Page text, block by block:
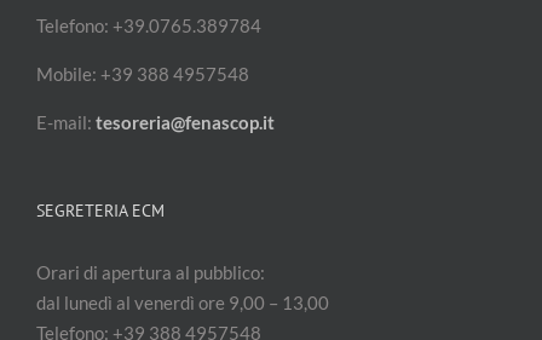
Telefono: +39.0765.389784
Mobile: +39 388 4957548
E-mail: tesoreria@fenascop.it
SEGRETERIA ECM
Orari di apertura al pubblico:
dal lunedì al venerdì ore 9,00 – 13,00
Telefono: +39 388 4957548